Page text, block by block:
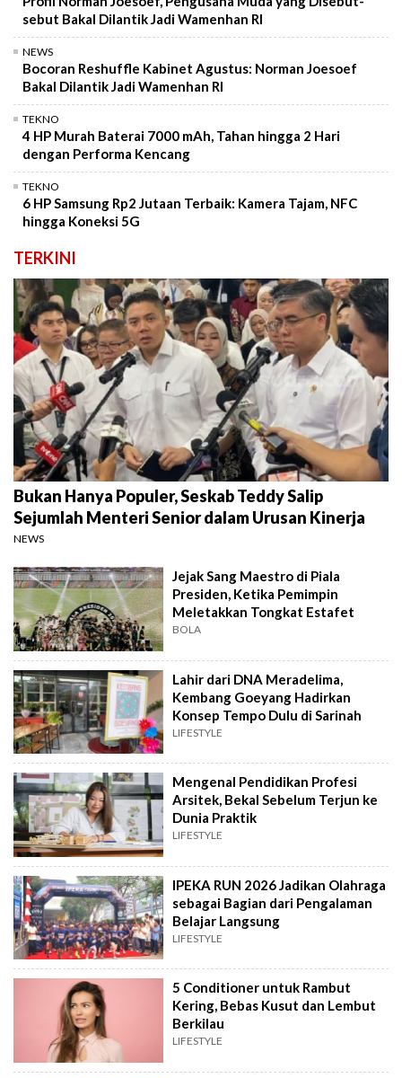
sebut Bakal Dilantik Jadi Wamenhan RI
NEWS
Bocoran Reshuffle Kabinet Agustus: Norman Joesoef
Bakal Dilantik Jadi Wamenhan RI
TEKNO
4 HP Murah Baterai 7000 mAh, Tahan hingga 2 Hari
dengan Performa Kencang
TEKNO
6 HP Samsung Rp2 Jutaan Terbaik: Kamera Tajam, NFC
hingga Koneksi 5G
TERKINI
Bukan Hanya Populer, Seskab Teddy Salip
Sejumlah Menteri Senior dalam Urusan Kinerja
NEWS
Jejak Sang Maestro di Piala
Presiden, Ketika Pemimpin
Meletakkan Tongkat Estafet
BOLA
Lahir dari DNA Meradelima,
Kembang Goeyang Hadirkan
Konsep Tempo Dulu di Sarinah
LIFESTYLE
Mengenal Pendidikan Profesi
Arsitek, Bekal Sebelum Terjun ke
Dunia Praktik
LIFESTYLE
IPEKA RUN 2026 Jadikan Olahraga
sebagai Bagian dari Pengalaman
Belajar Langsung
LIFESTYLE
5 Conditioner untuk Rambut
Kering, Bebas Kusut dan Lembut
Berkilau
LIFESTYLE